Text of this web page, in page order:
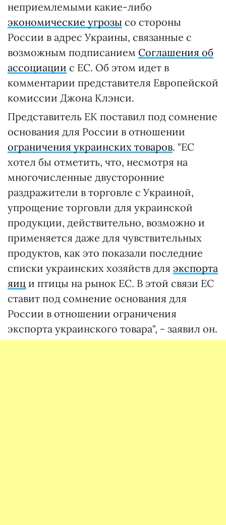
неприемлемыми какие-либо
экономические угрозы со стороны
России в адрес Украины, связанные с
возможным подписанием Соглашения об
ассоциации с ЕС. Об этом идет в
комментарии представителя Европейской
комиссии Джона Клэнси.
Представитель ЕК поставил под сомнение
основания для России в отношении
ограничения украинских товаров. "ЕС
хотел бы отметить, что, несмотря на
многочисленные двусторонние
раздражители в торговле с Украиной,
упрощение торговли для украинской
продукции, действительно, возможно и
применяется даже для чувствительных
продуктов, как это показали последние
списки украинских хозяйств для экспорта
яиц и птицы на рынок ЕС. В этой связи ЕС
ставит под сомнение основания для
России в отношении ограничения
экспорта украинского товара", - заявил он.